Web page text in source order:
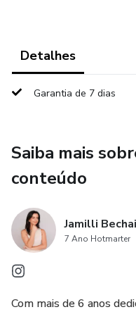
Detalhes
Garantia de 7 dias
Saiba mais
conteúdo
Jamilli
7 Ano Hotmarter
Com mais de 6 anos